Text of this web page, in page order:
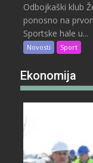
Odbojkaški klub
ponosno na
Sportske hale u...
Novosti Sport
Ekonomija